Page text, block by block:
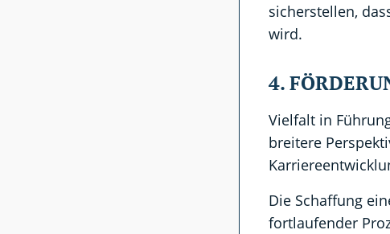
sicherstellen,
wird.
4.
Vielfalt in
breitere
Die Schaffung
fortlaufender